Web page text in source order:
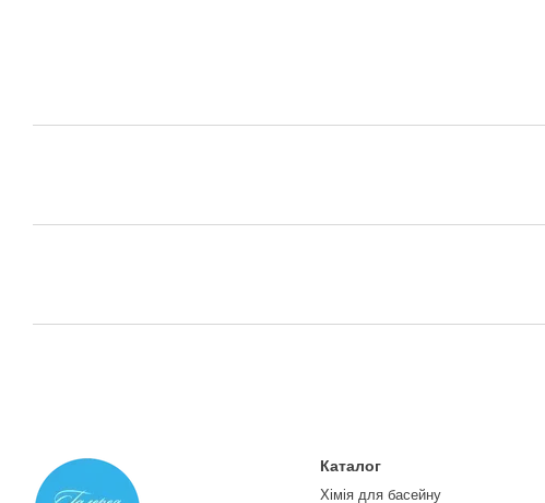
Каталог
Хімія для басейну